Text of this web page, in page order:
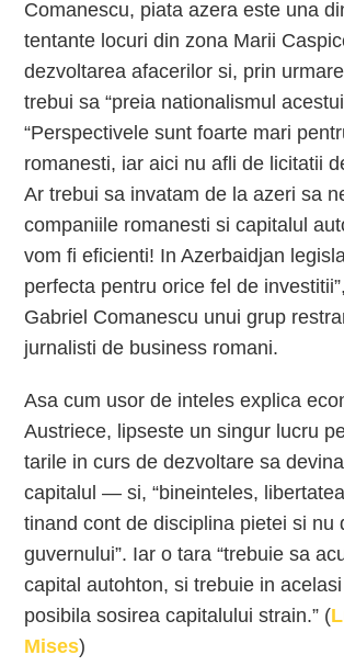
Comanescu, piata azera este una
tentante locuri din zona Marii
dezvoltarea afacerilor si, prin
trebui sa “preia nationalismul
“Perspectivele sunt foarte mari
romanesti, iar aici nu afli de licitatii
Ar trebui sa invatam de la azeri sa
companiile romanesti si capitalul
vom fi eficienti! In Azerbaidjan
perfecta pentru orice fel de
Gabriel Comanescu unui grup
jurnalisti de business romani.
Asa cum usor de inteles explica
Austriece, lipseste un singur lucru
tarile in curs de dezvoltare sa
capitalul — si, “bineinteles,
tinand cont de disciplina pietei si nu
guvernului”. Iar o tara “trebuie sa
capital autohton, si trebuie in
posibila sosirea capitalului strain.” (
Mises)